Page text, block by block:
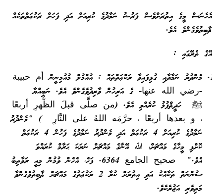
އެހެނަސް މީގެ އިތުރަށްވެސް ފަރުޟު ނަމާދުގެ ކުރިއަށް އަދި ފަހަށް ރަކުޢަތްތަކެއް
ޘާބިތުވެގެންވެ އެވެ.
އޭގެ ތެރޭގައި :
މެންދުރު ނަމާދާއި ގުޅިފައިވާ ރަކްޢަތްތައް : އުއްމުލް މުއުމިނީން أم حبيبة
-رضي الله عنها- ގެ އަރިހުން ވާރިދުވެގެންވެ އެވެ. ނަބިއްޔާ
ﷺ ހަދީޘްފުޅު ކުރެއްވި އެވެ. (من صلَّى قبلَ الظُّهرِ أربعًا
، و بعدها أربعًا ، حرَّمَه اللهُ على النَّارِ ) “މެންދުރު
ނަމާދުގެ ކުރިއަށް 4 ރަކުޢަތް އަދި މެންދުރު ނަމާދުގެ ފަހުން 4 ރަކުޢަތް
ކޮށްފި މީހާގެ މައްޗަށް، ﷲ އޭނާގެ މައްޗަށް ނަރަކަ ޙަރާމް ކުރައްވަ
އެވެ.” صحيح الجامع 6364. ފަހެ، އެހެން ވުމުން މިއީ ރަވާތިބު
ސުންނަތް ތަކާއެކު އަދި އިތުރަށް ކުރާ 2 ރަކުޢަތުގެ މައްޗަށް ޘާބިތުވެގެންވާ
މަތިވެރި އަޖުރެކެވެ.